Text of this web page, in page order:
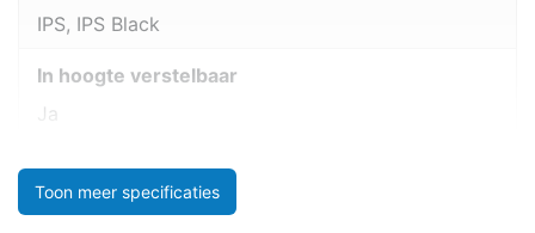
IPS, IPS Black
In hoogte verstelbaar
Ja
Toon meer specificaties